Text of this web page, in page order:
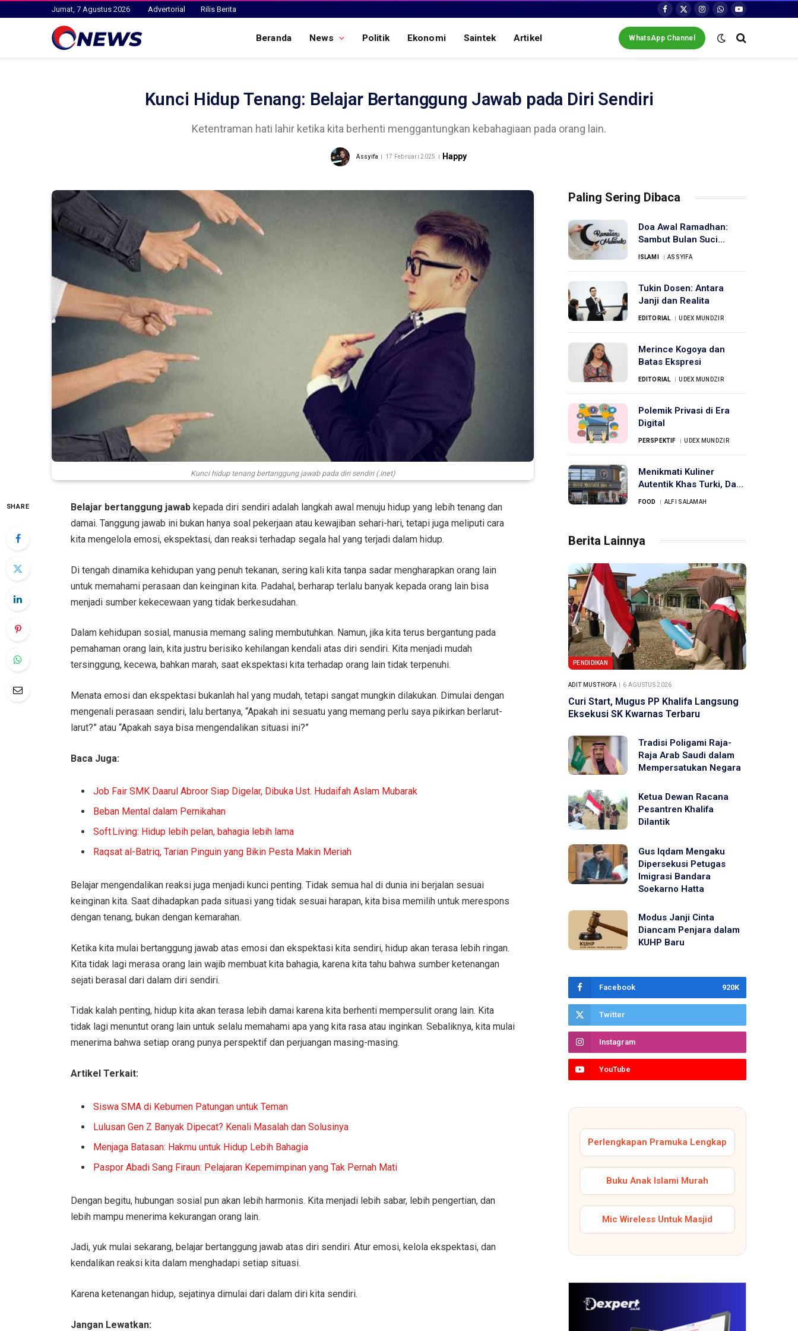
Jumat, 7 Agustus 2026 Advertorial Rilis Berita
Facebook
X
(Twitter)
Instagram
WhatsApp
YouTube
Beranda News Politik Ekonomi Saintek Artikel WhatsApp Channel
Kunci Hidup Tenang: Belajar Bertanggung Jawab pada Diri Sendiri
Ketentraman hati lahir ketika kita berhenti menggantungkan kebahagiaan pada orang lain.
Assyifa 17 Februari 2025 Happy
Kunci hidup tenang bertanggung jawab pada diri sendiri (.inet)
SHARE Belajar bertanggung jawabkepada diri sendiri adalah langkah awal menuju hidup yang lebih tenang dan
damai. Tanggung jawab ini bukan hanya soal pekerjaan atau kewajiban sehari-hari, tetapi juga meliputi cara
kita mengelola emosi, ekspektasi, dan reaksi terhadap segala hal yang terjadi dalam hidup.
Di tengah dinamika kehidupan yang penuh tekanan, sering kali kita tanpa sadar mengharapkan orang lain
untuk memahami perasaan dan keinginan kita. Padahal, berharap terlalu banyak kepada orang lain bisa
menjadi sumber kekecewaan yang tidak berkesudahan.
Dalam kehidupan sosial, manusia memang saling membutuhkan. Namun, jika kita terus bergantung pada
pemahaman orang lain, kita justru berisiko kehilangan kendali atas diri sendiri. Kita menjadi mudah
tersinggung, kecewa, bahkan marah, saat ekspektasi kita terhadap orang lain tidak terpenuhi.
Menata emosi dan ekspektasi bukanlah hal yang mudah, tetapi sangat mungkin dilakukan. Dimulai dengan
mengenali perasaan sendiri, lalu bertanya, “Apakah ini sesuatu yang memang perlu saya pikirkan berlarut-
larut?” atau “Apakah saya bisa mengendalikan situasi ini?”
Baca Juga:
Job Fair SMK Daarul Abroor Siap Digelar, Dibuka Ust. Hudaifah Aslam Mubarak
Beban Mental dalam Pernikahan
Soft Living: Hidup lebih pelan, bahagia lebih lama
Raqsat al-Batriq, Tarian Pinguin yang Bikin Pesta Makin Meriah
Belajar mengendalikan reaksi juga menjadi kunci penting. Tidak semua hal di dunia ini berjalan sesuai
keinginan kita. Saat dihadapkan pada situasi yang tidak sesuai harapan, kita bisa memilih untuk merespons
dengan tenang, bukan dengan kemarahan.
Ketika kita mulai bertanggung jawab atas emosi dan ekspektasi kita sendiri, hidup akan terasa lebih ringan.
Kita tidak lagi merasa orang lain wajib membuat kita bahagia, karena kita tahu bahwa sumber ketenangan
sejati berasal dari dalam diri sendiri.
Tidak kalah penting, hidup kita akan terasa lebih damai karena kita berhenti mempersulit orang lain. Kita
tidak lagi menuntut orang lain untuk selalu memahami apa yang kita rasa atau inginkan. Sebaliknya, kita mulai
menerima bahwa setiap orang punya perspektif dan perjuangan masing-masing.
Artikel Terkait:
Siswa SMA di Kebumen Patungan untuk Teman
Lulusan Gen Z Banyak Dipecat? Kenali Masalah dan Solusinya
Menjaga Batasan: Hakmu untuk Hidup Lebih Bahagia
Paspor Abadi Sang Firaun: Pelajaran Kepemimpinan yang Tak Pernah Mati
Dengan begitu, hubungan sosial pun akan lebih harmonis. Kita menjadi lebih sabar, lebih pengertian, dan
lebih mampu menerima kekurangan orang lain.
Jadi, yuk mulai sekarang, belajar bertanggung jawab atas diri sendiri. Atur emosi, kelola ekspektasi, dan
kendalikan reaksi kita dalam menghadapi setiap situasi.
Karena ketenangan hidup, sejatinya dimulai dari dalam diri kita sendiri.
Jangan Lewatkan:
Paling Sering Dibaca
Doa Awal Ramadhan:
Sambut Bulan Suci
dengan Penuh Berkah
ISLAMI ASSYIFA
Tukin Dosen: Antara
Janji dan Realita
EDITORIAL UDEX MUNDZIR
Merince Kogoya dan
Batas Ekspresi
EDITORIAL UDEX MUNDZIR
Polemik Privasi di Era
Digital
PERSPEKTIF UDEX MUNDZIR
Menikmati Kuliner
Autentik Khas Turki, Dari
Kudapan Manis hingga
FOOD ALFI SALAMAH
Berita Lainnya
PENDIDIKAN
ADIT MUSTHOFA 6 AGUSTUS 2026
Curi Start, Mugus PP Khalifa Langsung
Eksekusi SK Kwarnas Terbaru
Tradisi Poligami Raja-
Raja Arab Saudi dalam
Mempersatukan Negara
Ketua Dewan Racana
Pesantren Khalifa
Dilantik
Gus Iqdam Mengaku
Dipersekusi Petugas
Imigrasi Bandara
Soekarno Hatta
Modus Janji Cinta
Diancam Penjara dalam
KUHP Baru
Facebook 920K
Twitter
Instagram
YouTube
Perlengkapan Pramuka Lengkap
Buku Anak Islami Murah
Mic Wireless Untuk Masjid